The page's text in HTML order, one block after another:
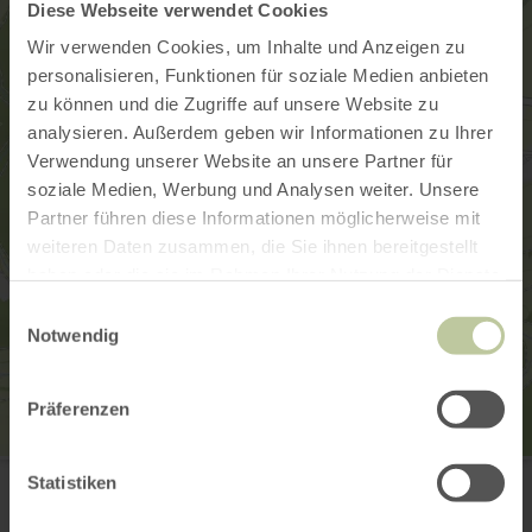
Diese Webseite verwendet Cookies
Wir verwenden Cookies, um Inhalte und Anzeigen zu
personalisieren, Funktionen für soziale Medien anbieten
zu können und die Zugriffe auf unsere Website zu
analysieren. Außerdem geben wir Informationen zu Ihrer
Verwendung unserer Website an unsere Partner für
soziale Medien, Werbung und Analysen weiter. Unsere
Partner führen diese Informationen möglicherweise mit
weiteren Daten zusammen, die Sie ihnen bereitgestellt
Notwendig
Präferenzen
Statistiken
Bäckerei-Konditorei
Hauptstraße 31